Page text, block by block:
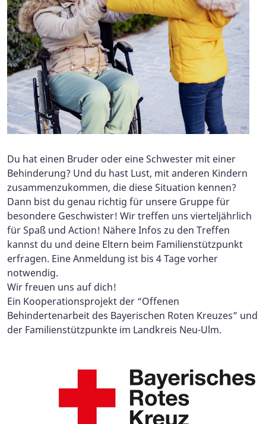
Du hat einen Bruder oder eine Schwester mit einer
Behinderung? Und du hast Lust, mit anderen Kindern
zusammenzukommen, die diese Situation kennen?
Dann bist du genau richtig für unsere Gruppe für
besondere Geschwister! Wir treffen uns vierteljährlich
für Spaß und Action! Nähere Infos zu den Treffen
kannst du und deine Eltern beim Familienstützpunkt
erfragen. Eine Anmeldung ist bis 4 Tage vorher
notwendig.
Wir freuen uns auf dich!
Ein Kooperationsprojekt der “Offenen
Behindertenarbeit des Bayerischen Roten Kreuzes” und
der Familienstützpunkte im Landkreis Neu-Ulm.